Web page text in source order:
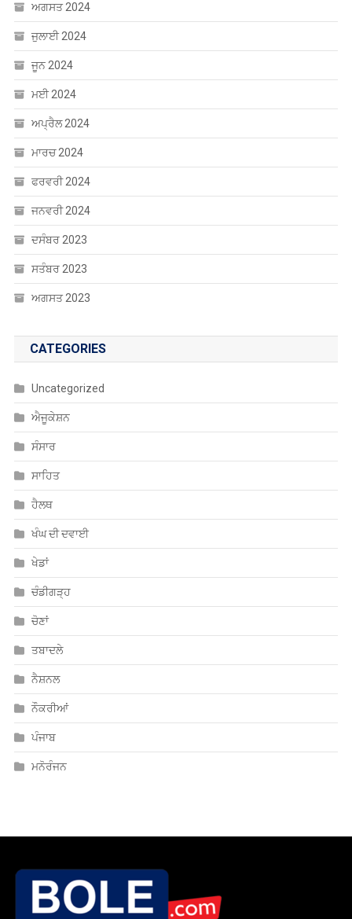
ਅਗਸਤ 2024
ਜੁਲਾਈ 2024
ਜੂਨ 2024
ਮਈ 2024
ਅਪ੍ਰੈਲ 2024
ਮਾਰਚ 2024
ਫਰਵਰੀ 2024
ਜਨਵਰੀ 2024
ਦਸੰਬਰ 2023
ਸਤੰਬਰ 2023
ਅਗਸਤ 2023
CATEGORIES
Uncategorized
ਐਜੂਕੇਸ਼ਨ
ਸੰਸਾਰ
ਸਾਹਿਤ
ਹੈਲਥ
ਖੰਘ ਦੀ ਦਵਾਈ
ਖੇਡਾਂ
ਚੰਡੀਗੜ੍ਹ
ਚੋਣਾਂ
ਤਬਾਦਲੇ
ਨੈਸ਼ਨਲ
ਨੌਕਰੀਆਂ
ਪੰਜਾਬ
ਮਨੋਰੰਜਨ